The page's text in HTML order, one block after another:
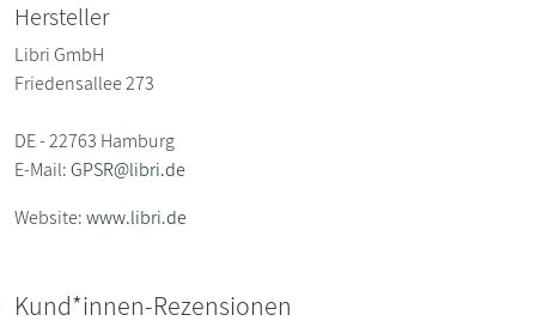
Hersteller
Libri GmbH
Friedensallee 273
DE - 22763 Hamburg
E-Mail:GPSR@libri.de
Website:www.libri.de
Kund*innen-Rezensionen